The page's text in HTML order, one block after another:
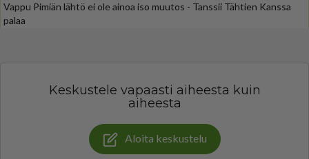
Vappu Pimiän lähtö ei ole ainoa iso muutos - Tanssii Tähtien Kanssa
palaa
Keskustele vapaasti aiheesta kuin
aiheesta
Aloita keskustelu